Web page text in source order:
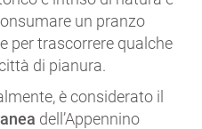
un pranzo
per trascorrere qualche
di pianura.
è considerato il
dell’Appennino